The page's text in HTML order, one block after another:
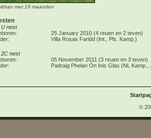
met 19 maanden
U nest
25 January 2010 (4 reuen en 2 teven)
Villa Rosas Faridd (Int., Pls. Kamp.)
2C nest
05 November 2011 (3 reuen en 3 teven)
Padraig Phelan Ón Inis Glas (NL
©